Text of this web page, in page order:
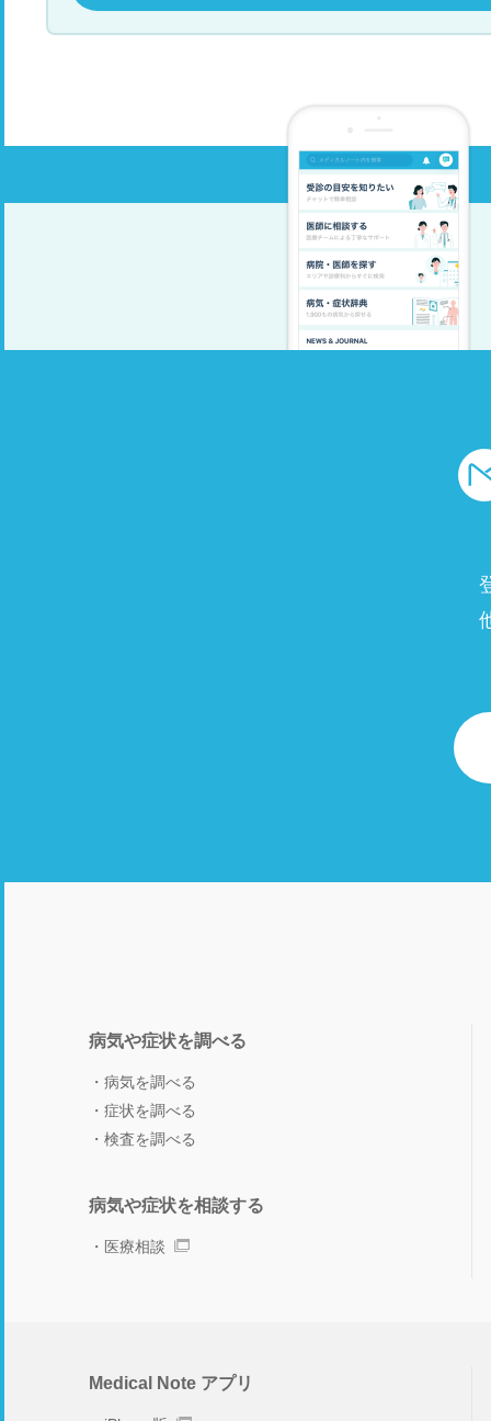
病気や症状を調べる
病気を調べる
症状を調べる
検査を調べる
病気や症状を相談する
医療相談
Medical Note アプリ